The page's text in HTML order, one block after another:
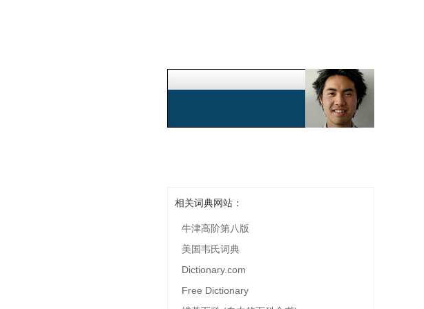
相关词典网站：
牛津高阶第八版
美国韦氏词典
Dictionary.com
Free Dictionary